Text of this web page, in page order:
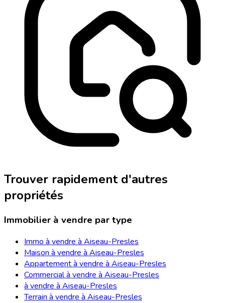
Trouver rapidement d'autres
propriétés
Immobilier à vendre par type
Immo à vendre à Aiseau-Presles
Maison à vendre à Aiseau-Presles
Appartement à vendre à Aiseau-Presles
Commercial à vendre à Aiseau-Presles
à vendre à Aiseau-Presles
Terrain à vendre à Aiseau-Presles